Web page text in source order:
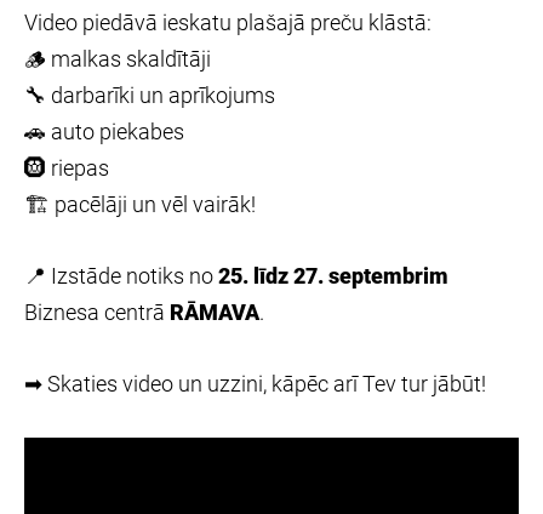
Video piedāvā ieskatu plašajā preču klāstā:
🪵 malkas skaldītāji
🔧 darbarīki un aprīkojums
🚗 auto piekabes
🛞 riepas
🏗 pacēlāji un vēl vairāk!
📍 Izstāde notiks no25. līdz 27. septembrim
Biznesa centrā RĀMAVA.
➡ Skaties video un uzzini, kāpēc arī Tev tur jābūt!